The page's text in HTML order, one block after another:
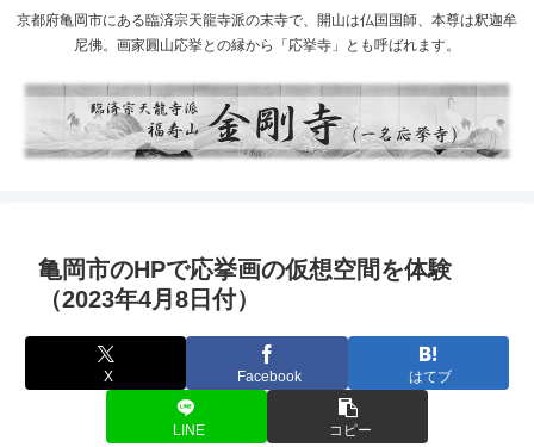
京都府亀岡市にある臨済宗天龍寺派の末寺で、開山は仏国国師、本尊は釈迦牟
尼佛。画家圓山応挙との縁から「応挙寺」とも呼ばれます。
亀岡市のHPで応挙画の仮想空間を体験
（2023年4月8日付）
X Facebook はてブ
LINE コピー